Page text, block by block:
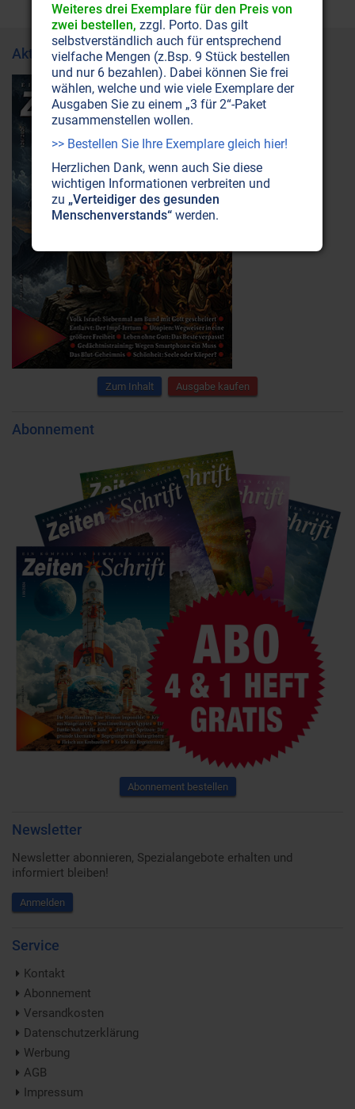
Aktuelle Ausgabe
Zum Inhalt Ausgabe kaufen
Abonnement
Abonnement bestellen
Newsletter
Newsletter abonnieren, Spezialangebote erhalten und
informiert bleiben!
Anmelden
Service
Kontakt
Abonnement
Versandkosten
Datenschutzerklärung
Werbung
AGB
Impressum
Weiteres drei Exemplare für den Preis von
zwei bestellen, zzgl. Porto. Das gilt
selbstverständlich auch für entsprechend
vielfache Mengen (z.Bsp. 9 Stück bestellen
und nur 6 bezahlen). Dabei können Sie frei
wählen, welche und wie viele Exemplare der
Ausgaben Sie zu einem „3 für 2“-Paket
zusammenstellen wollen.
>> Bestellen Sie Ihre Exemplare gleich hier!
Herzlichen Dank, wenn auch Sie diese
wichtigen Informationen verbreiten und
zu „Verteidiger des gesunden
Menschenverstands“ werden.